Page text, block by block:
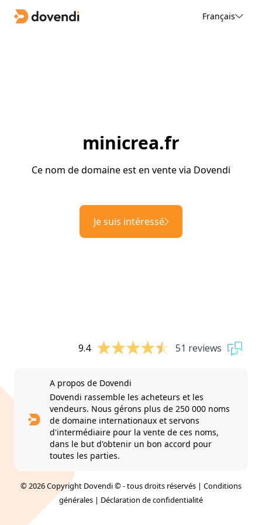
Français
minicrea.fr
Ce nom de domaine est en vente via Dovendi
Je suis intéressé
9.4 51 reviews
A propos de Dovendi
Dovendi rassemble les acheteurs et les
vendeurs. Nous gérons plus de 250 000 noms
de domaine internationaux et servons
d'intermédiaire pour la vente de ces noms,
dans le but d'obtenir un bon accord pour
toutes les parties.
© 2026 Copyright Dovendi © - tous droits réservés | Conditions
générales | Déclaration de confidentialité